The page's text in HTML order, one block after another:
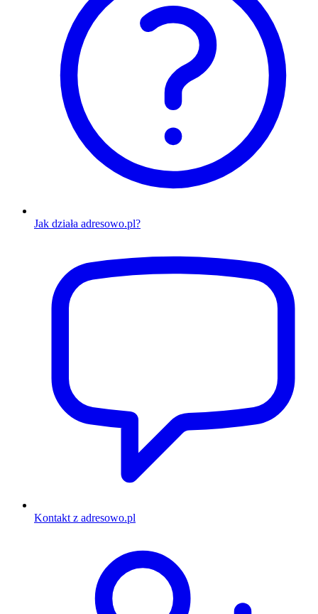
Jak działa adresowo.pl?
Kontakt z adresowo.pl